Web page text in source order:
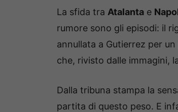
La sfida tra Atalanta e
rumore sono gli episodi: il
annullata a Gutierrez per un
che, rivisto dalle immagini,
Dalla tribuna stampa la
partita di questo peso. E